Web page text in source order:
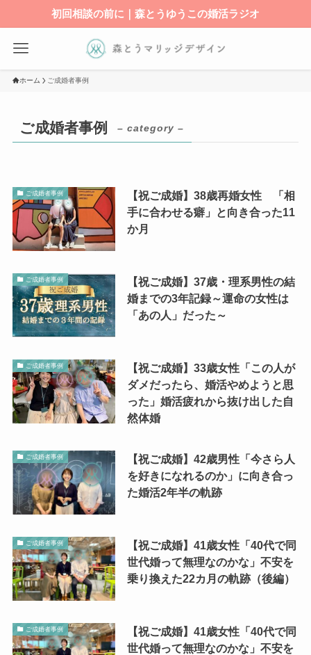
初回相談の前に｜森とうゆうこの婚活ラジオ
ホーム ご成婚者事例
ご成婚者事例 – category –
ご成婚者事例
【祝ご成婚】38歳再婚女性 「相
手に合わせる癖」と向き合った11
か月
ご成婚者事例
【祝ご成婚】37歳・理系男性の結
婚までの3年記録～運命の女性は
「あの人」だった～
ご成婚者事例
【祝ご成婚】33歳女性「この人が
ダメだったら、婚活やめようと思
った」婚活疲れから抜け出した自
然体婚
ご成婚者事例
【祝ご成婚】42歳男性「今さら人
を好きになれるのか」に向き合っ
た婚活2年半の軌跡
ご成婚者事例
【祝ご成婚】41歳女性「40代で同
世代婚って無理なのかな」不安を
乗り換えた22カ月の軌跡（後編）
ご成婚者事例
【祝ご成婚】41歳女性「40代で同
世代婚って無理なのかな」不安を